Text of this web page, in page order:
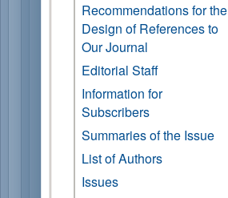
Recommendations for the
Design of References to
Our Journal
Editorial Staff
Information for
Subscribers
Summaries of the Issue
List of Authors
Issues